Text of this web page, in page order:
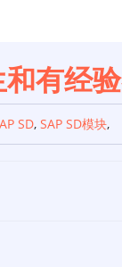
和有经
SD, SAP SD模块,